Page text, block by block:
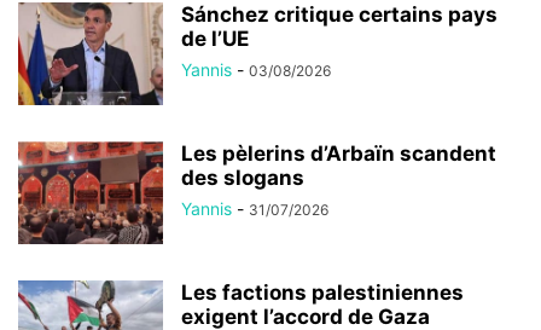
Sánchez critique certains pays
de l’UE
Yannis - 03/08/2026
Les pèlerins d’Arbaïn scandent
des slogans
Yannis - 31/07/2026
Les factions palestiniennes
exigent l’accord de Gaza